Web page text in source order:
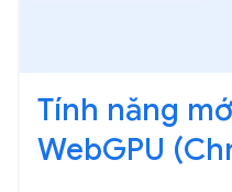
Tính năng
WebGPU